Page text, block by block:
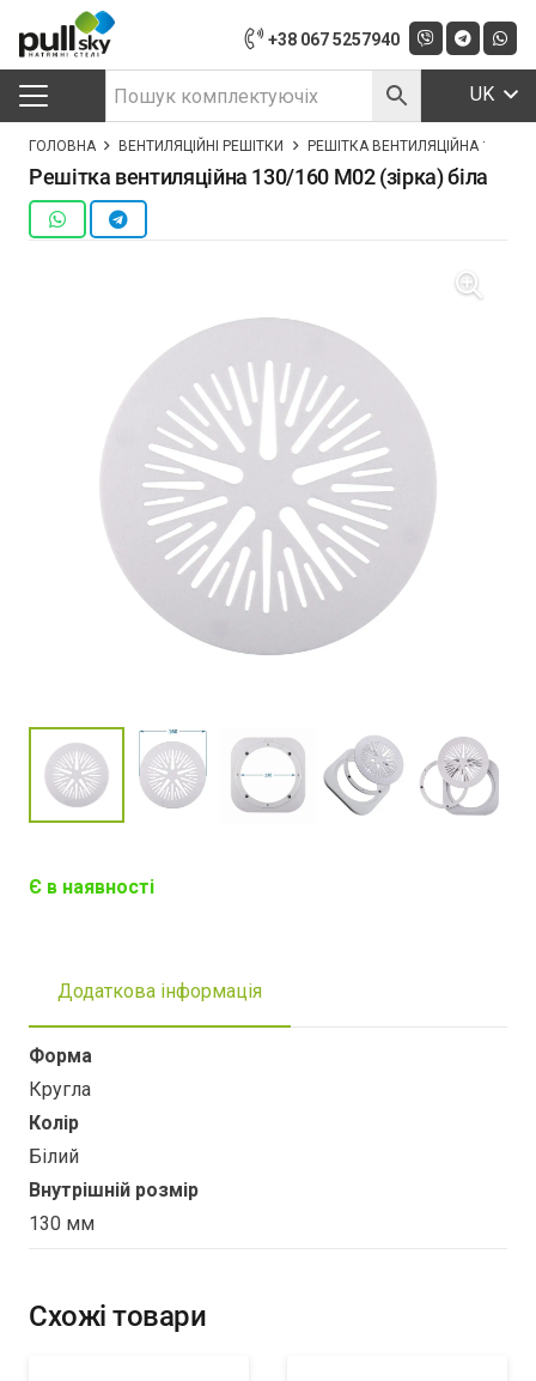
+38 067 5257940
UK
ГОЛОВНА ВЕНТИЛЯЦІЙНІ РЕШІТКИ РЕШІТКА ВЕНТИЛЯЦІЙНА 130/
Решітка вентиляційна 130/160 M02 (зірка) біла
Є в наявності
Додаткова інформація
Форма
Кругла
Колір
Білий
Внутрішній розмір
130 мм
Схожі товари